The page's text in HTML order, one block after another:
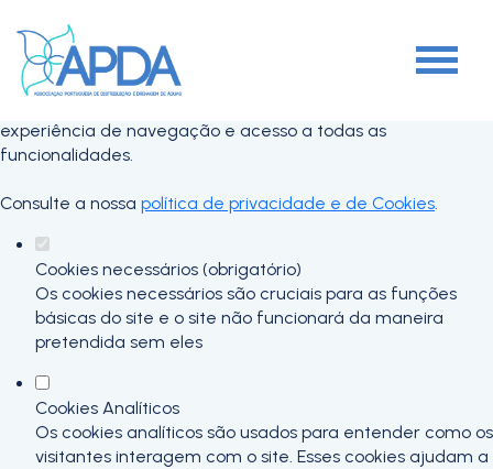
para este website.
Este website utiliza cookies estritamente necessários,
experiência de navegação e acesso a todas as
funcionalidades.
Consulte a nossa política de privacidade e de Cookies.
Cookies necessários (obrigatório)
Os cookies necessários são cruciais para as funções
básicas do site e o site não funcionará da maneira
pretendida sem eles
Cookies Analíticos
Os cookies analíticos são usados para entender como os
visitantes interagem com o site. Esses cookies ajudam a